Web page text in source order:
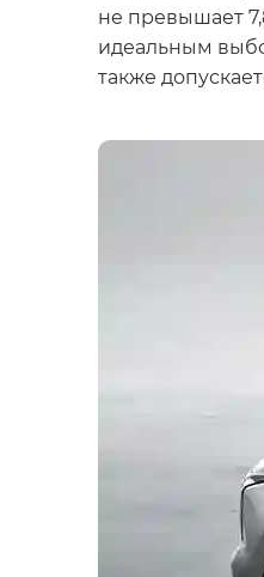
не превышает
идеальным
также